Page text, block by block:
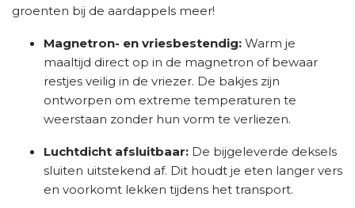
groenten bij de aardappels meer!
Magnetron- en vriesbestendig: Warm je
maaltijd direct op in de magnetron of bewaar
restjes veilig in de vriezer. De bakjes zijn
ontworpen om extreme temperaturen te
weerstaan zonder hun vorm te verliezen.
Luchtdicht afsluitbaar: De bijgeleverde deksels
sluiten uitstekend af. Dit houdt je eten langer vers
en voorkomt lekken tijdens het transport.